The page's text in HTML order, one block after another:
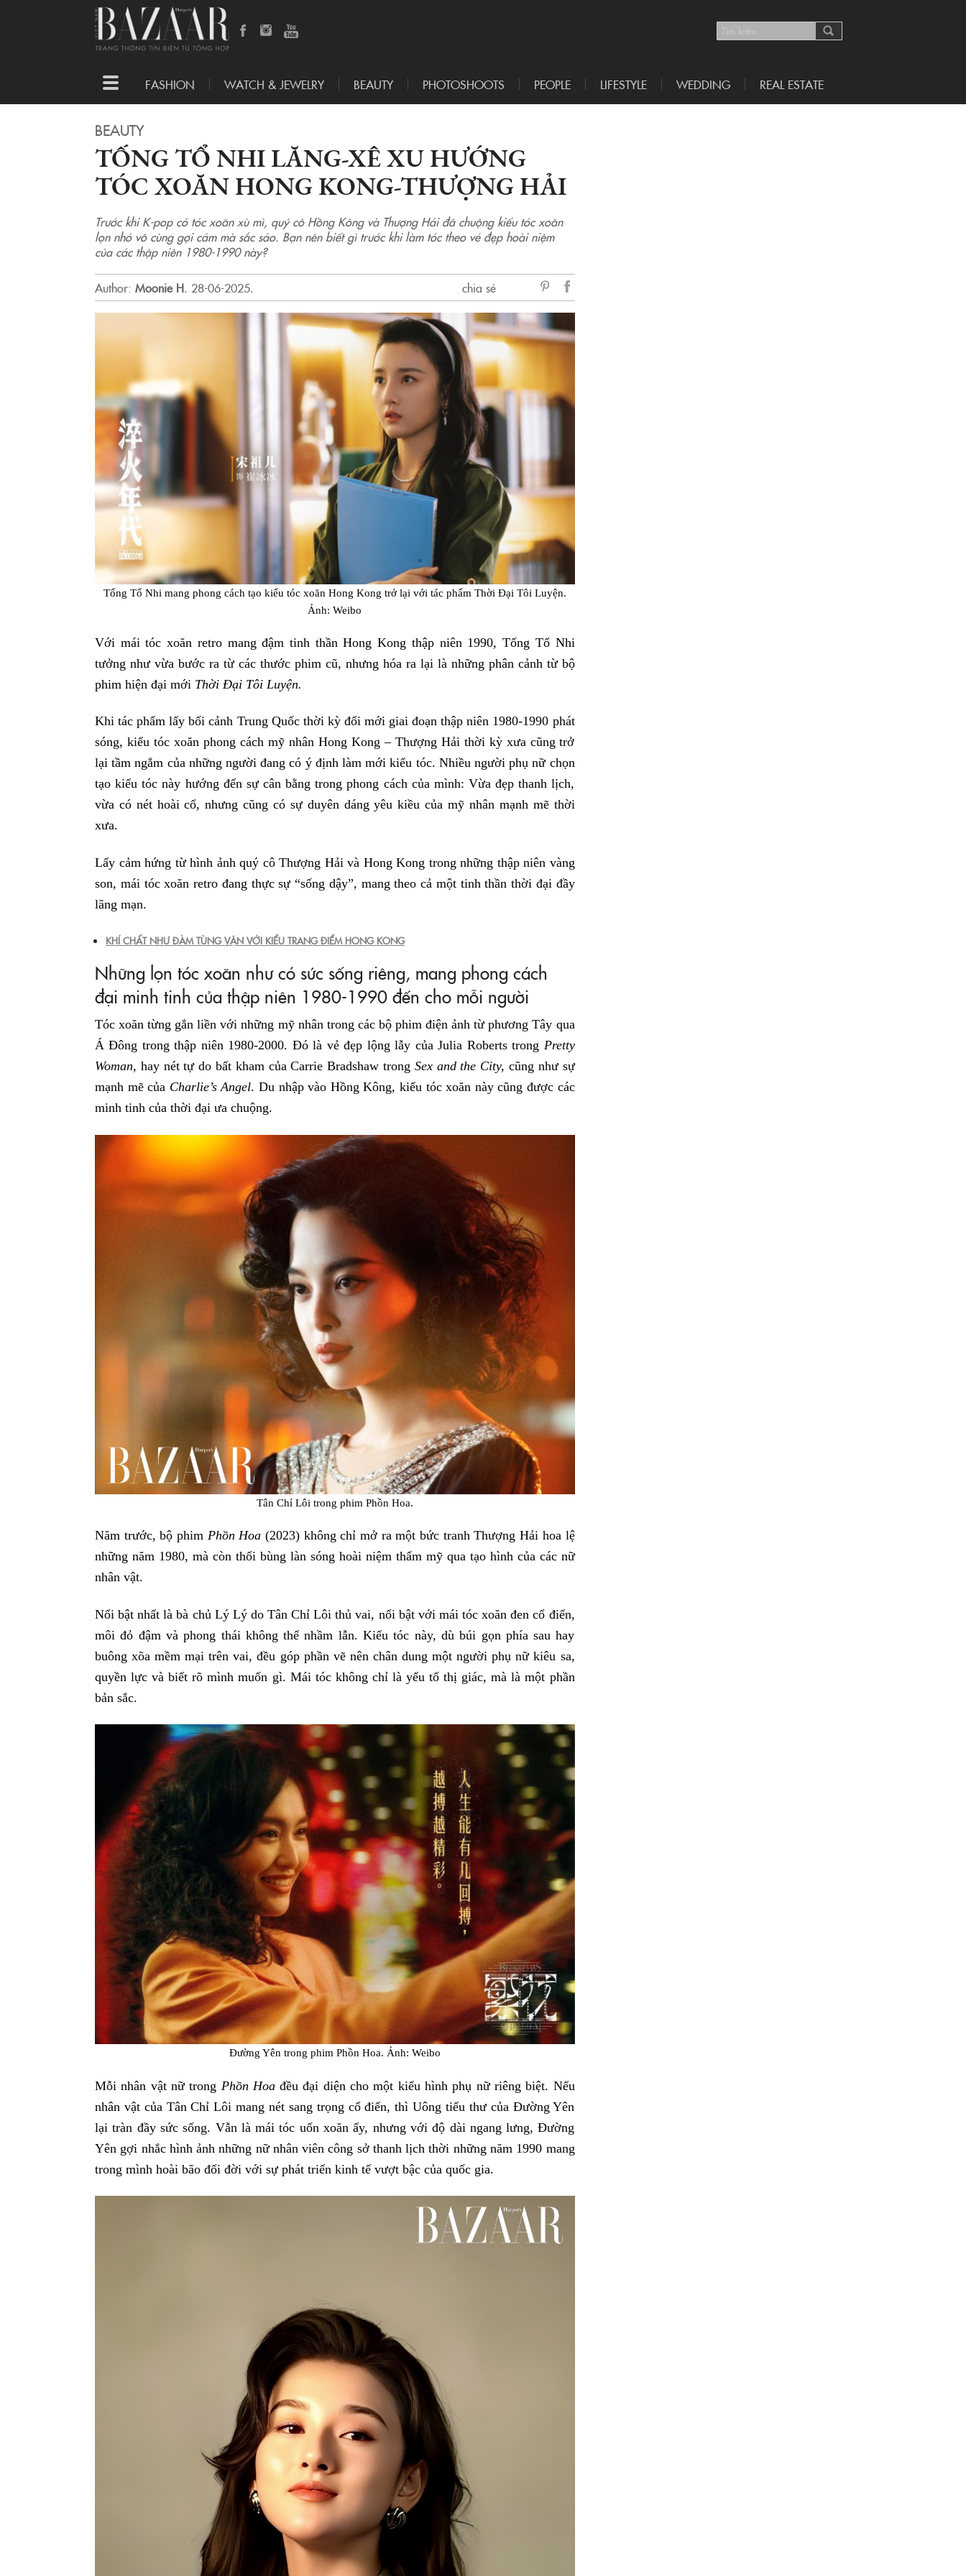
Toggle
navigation
FASHION WATCH & JEWELRY BEAUTY PHOTOSHOOTS PEOPLE LIFESTYLE WEDDING REAL ESTATE
BEAUTY
TỐNG TỔ NHI LĂNG-XÊ XU HƯỚNG
TÓC XOĂN HONG KONG-THƯỢNG HẢI
Trước khi K-pop có tóc xoăn xù mì, quý cô Hồng Kông và Thượng Hải đã chuộng kiểu tóc xoăn
lọn nhỏ vô cùng gợi cảm mà sắc sảo. Bạn nên biết gì trước khi làm tóc theo vẻ đẹp hoài niệm
của các thập niên 1980-1990 này?
Author: Moonie H. 28-06-2025.
chia sẻ
Facebook
Tống Tổ Nhi mang phong cách tạo kiểu tóc xoăn Hong Kong trở lại với tác phẩm Thời Đại Tôi Luyện.
Ảnh: Weibo
Với mái tóc xoăn retro mang đậm tinh thần Hong Kong thập niên 1990, Tống Tổ Nhi
tưởng như vừa bước ra từ các thước phim cũ, nhưng hóa ra lại là những phân cảnh từ bộ
phim hiện đại mới Thời Đại Tôi Luyện.
Khi tác phẩm lấy bối cảnh Trung Quốc thời kỳ đổi mới giai đoạn thập niên 1980-1990 phát
sóng, kiểu tóc xoăn phong cách mỹ nhân Hong Kong – Thượng Hải thời kỳ xưa cũng trở
lại tầm ngắm của những người đang có ý định làm mới kiểu tóc. Nhiều người phụ nữ chọn
tạo kiểu tóc này hướng đến sự cân bằng trong phong cách của mình: Vừa đẹp thanh lịch,
vừa có nét hoài cổ, nhưng cũng có sự duyên dáng yêu kiều của mỹ nhân mạnh mẽ thời
xưa.
Lấy cảm hứng từ hình ảnh quý cô Thượng Hải và Hong Kong trong những thập niên vàng
son, mái tóc xoăn retro đang thực sự “sống dậy”, mang theo cả một tinh thần thời đại đầy
lãng mạn.
KHÍ CHẤT NHƯ ĐÀM TÙNG VẬN VỚI KIỂU TRANG ĐIỂM HONG KONG
Những lọn tóc xoăn như có sức sống riêng, mang phong cách
đại minh tinh của thập niên 1980-1990 đến cho mỗi người
Tóc xoăn từng gắn liền với những mỹ nhân trong các bộ phim điện ảnh từ phương Tây qua
Á Đông trong thập niên 1980-2000. Đó là vẻ đẹp lộng lẫy của Julia Roberts trong Pretty
Woman, hay nét tự do bất kham của Carrie Bradshaw trong Sex and the City, cũng như sự
mạnh mẽ của Charlie’s Angel. Du nhập vào Hồng Kông, kiểu tóc xoăn này cũng được các
minh tinh của thời đại ưa chuộng.
Tân Chỉ Lôi trong phim Phồn Hoa.
Năm trước, bộ phim Phồn Hoa (2023) không chỉ mở ra một bức tranh Thượng Hải hoa lệ
những năm 1980, mà còn thổi bùng làn sóng hoài niệm thẩm mỹ qua tạo hình của các nữ
nhân vật.
Nổi bật nhất là bà chủ Lý Lý do Tân Chỉ Lôi thủ vai, nổi bật với mái tóc xoăn đen cổ điển,
môi đỏ đậm và phong thái không thể nhầm lẫn. Kiểu tóc này, dù búi gọn phía sau hay
buông xõa mềm mại trên vai, đều góp phần vẽ nên chân dung một người phụ nữ kiêu sa,
quyền lực và biết rõ mình muốn gì. Mái tóc không chỉ là yếu tố thị giác, mà là một phần
bản sắc.
Đường Yên trong phim Phồn Hoa. Ảnh: Weibo
Mỗi nhân vật nữ trong Phồn Hoađều đại diện cho một kiểu hình phụ nữ riêng biệt. Nếu
nhân vật của Tân Chỉ Lôi mang nét sang trọng cổ điển, thì Uông tiểu thư của Đường Yên
lại tràn đầy sức sống. Vẫn là mái tóc uốn xoăn ấy, nhưng với độ dài ngang lưng, Đường
Yên gợi nhắc hình ảnh những nữ nhân viên công sở thanh lịch thời những năm 1990 mang
trong mình hoài bão đổi đời với sự phát triển kinh tế vượt bậc của quốc gia.